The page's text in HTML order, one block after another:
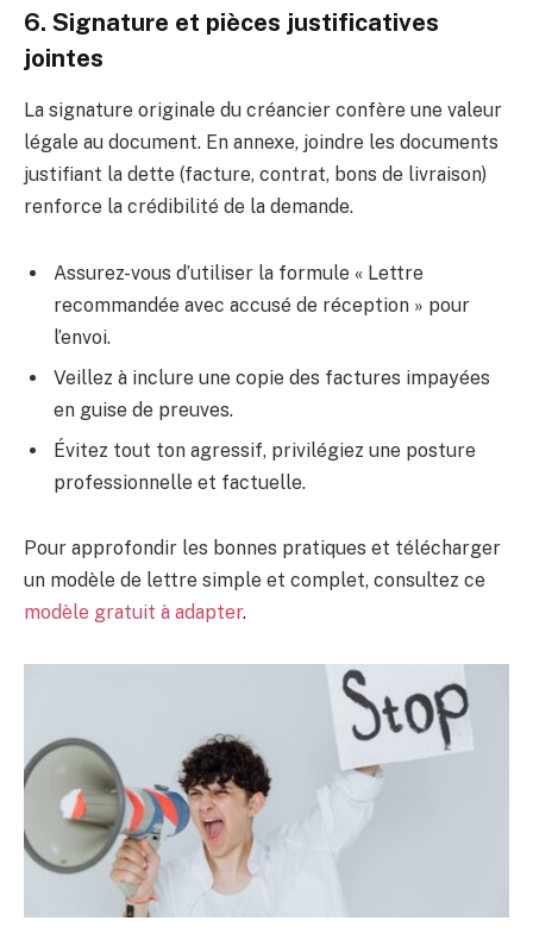
6. Signature et pièces justificatives
jointes
La signature originale du créancier confère une valeur
légale au document. En annexe, joindre les documents
justifiant la dette (facture, contrat, bons de livraison)
renforce la crédibilité de la demande.
Assurez-vous d’utiliser la formule « Lettre
recommandée avec accusé de réception » pour
l’envoi.
Veillez à inclure une copie des factures impayées
en guise de preuves.
Évitez tout ton agressif, privilégiez une posture
professionnelle et factuelle.
Pour approfondir les bonnes pratiques et télécharger
un modèle de lettre simple et complet, consultez ce
modèle gratuit à adapter.